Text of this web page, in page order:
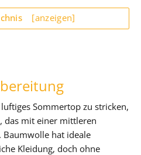
[anzeigen]
Sommertop zu stricken,
das mit einer mittleren
hat ideale
Kleidung, doch ohne